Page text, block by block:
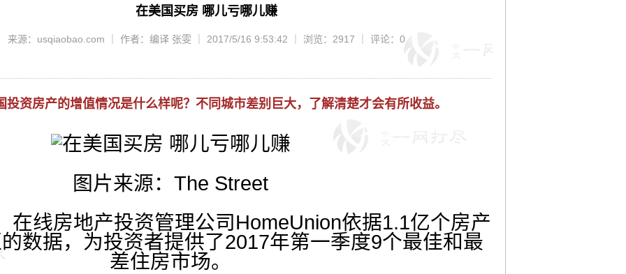
在美国买房 哪儿亏哪儿赚
来源：usqiaobao.com ｜ 作者：编译 张雯 ｜ 2017/5/16 9:53:42 ｜ 浏览：2917 ｜ 评论：0
投资房产的增值情况是什么样呢？不同城市差别巨大，了解清楚才会有所收益。
图片来源：The Street
在线房地产投资管理公司HomeUnion依据1.1亿个房产
数据，为投资者提供了2017年第一季度9个最佳和最
差住房市场。